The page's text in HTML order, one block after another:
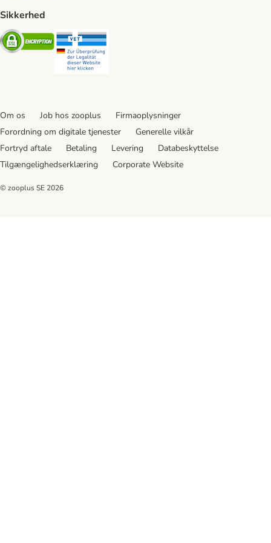
Sikkerhed
Security
Om os Job hos zooplus
Firmaoplysninger
Forordning om digitale tjenester
Generelle vilkår
Fortryd aftale
Betaling Levering
Databeskyttelse
Tilgængelighedserklæring
Corporate Website
© zooplus SE 2026